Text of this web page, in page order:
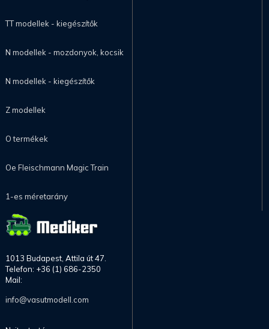
TT modellek - kiegészítők
N modellek - mozdonyok, kocsik
N modellek - kiegészítők
Z modellek
O termékek
Oe Fleischmann Magic Train
1-es méretarány
1013 Budapest, Attila út 47.
Telefon: +36 (1) 686-2350
Mail:
info@vasutmodell.com